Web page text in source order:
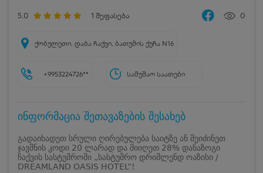
5.0 1 შეფასება 0
ქობულეთი, დაბა ჩაქვი, ბათუმის ქუჩა N16
+9953224726** სამუშაო საათები
ინფორმაცია შეთავაზების შესახებ
გადაიხადეთ სრული ღირებულება საიტზე ან შეიძინეთ
ჯავშნის კოდი 20 ლარად და მიიღეთ 28% დანაზოგი
ჩაქვის სასტუმროში „სასტუმრო დრიმლენდ ოაზისი /
DREAMLAND OASIS HOTEL“!